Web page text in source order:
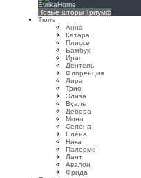
EvrikaHome
Новые шторы Триумф
Тюль
Анна
Катара
Плиссе
Бамбук
Ирис
Дентель
Флоренция
Лира
Трио
Элиза
Вуаль
Дебора
Мона
Селена
Елена
Ника
Палермо
Линт
Авалон
Фрида